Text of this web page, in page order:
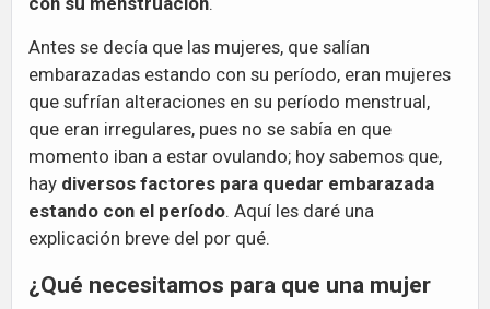
Antes se decía que las mujeres, que salían
embarazadas estando con su período, eran mujeres
que sufrían alteraciones en su período menstrual,
que eran irregulares, pues no se sabía en que
momento iban a estar ovulando; hoy sabemos que,
hay diversos factores para quedar embarazada
estando con el período. Aquí les daré una
explicación breve del por qué.
¿Qué necesitamos para que una mujer